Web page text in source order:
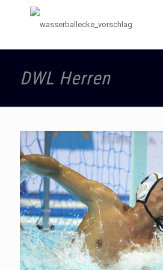
DWL Herren